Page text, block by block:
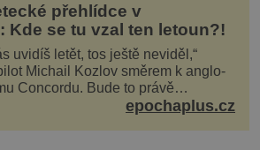
přehlídce v
Kde se tu vzal ten letoun?!
uvidíš letět, tos ještě neviděl,“
Michail Kozlov směrem k anglo-
Concordu. Bude to právě
bude stát za smrtí celé 6členné
epochaplus.cz